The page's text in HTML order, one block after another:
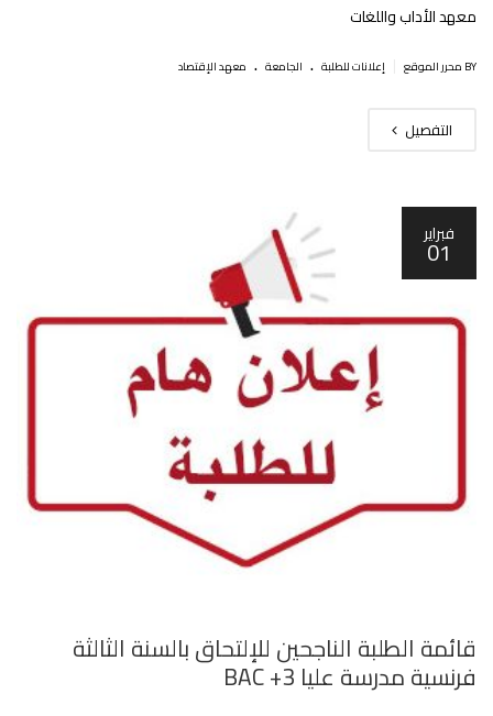
معهد الأداب واللغات
BY محرر الموقع إعلانات للطلبة . الجامعة . معهد الإقتصاد
التفصيل
فبراير
01
قائمة الطلبة الناجحين للإلتحاق بالسنة الثالثة
فرنسية مدرسة عليا BAC +3